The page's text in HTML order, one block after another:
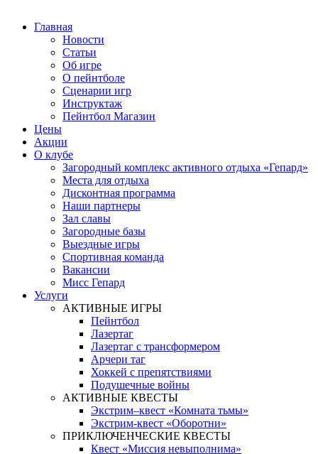
Главная
Новости
Статьи
Об игре
О пейнтболе
Сценарии игр
Инструктаж
Пейнтбол Магазин
Цены
Акции
О клубе
Загородный комплекс активного отдыха «Гепард»
Места для отдыха
Дисконтная программа
Наши партнеры
Зал славы
Загородные базы
Выездные игры
Спортивная команда
Вакансии
Мисс Гепард
Услуги
АКТИВНЫЕ ИГРЫ
Пейнтбол
Лазертаг
Лазертаг с трансформером
Арчери таг
Хоккей с препятствиями
Подушечные войны
АКТИВНЫЕ КВЕСТЫ
Экстрим–квест «Комната тьмы»
Экстрим-квест «Оборотни»
ПРИКЛЮЧЕНЧЕСКИЕ КВЕСТЫ
Квест «Миссия невыполнима»